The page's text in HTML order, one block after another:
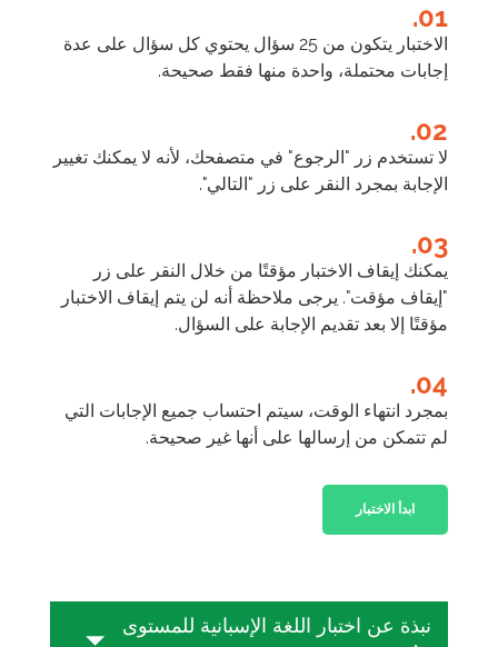
01.
الاختبار يتكون من 25 سؤال يحتوي كل سؤال على عدة
إجابات محتملة، واحدة منها فقط صحيحة.
02.
لا تستخدم زر "الرجوع" في متصفحك، لأنه لا يمكنك تغيير
الإجابة بمجرد النقر على زر "التالي".
03.
يمكنك إيقاف الاختبار مؤقتًا من خلال النقر على زر
"إيقاف مؤقت". يرجى ملاحظة أنه لن يتم إيقاف الاختبار
مؤقتًا إلا بعد تقديم الإجابة على السؤال.
04.
بمجرد انتهاء الوقت، سيتم احتساب جميع الإجابات التي
لم تتمكن من إرسالها على أنها غير صحيحة.
ابدأ الاختبار
نبذة عن اختبار اللغة الإسبانية للمستوى